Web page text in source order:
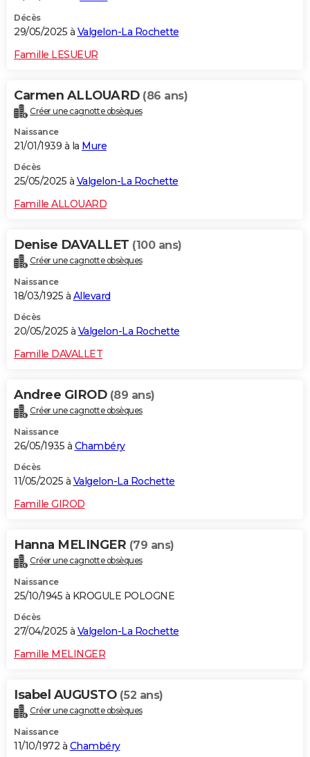
Décès
29/05/2025 à Valgelon-La Rochette
Famille LESUEUR
Carmen ALLOUARD (86 ans)
Créer une cagnotte obsèques
Naissance
21/01/1939 à la Mure
Décès
25/05/2025 à Valgelon-La Rochette
Famille ALLOUARD
Denise DAVALLET (100 ans)
Créer une cagnotte obsèques
Naissance
18/03/1925 à Allevard
Décès
20/05/2025 à Valgelon-La Rochette
Famille DAVALLET
Andree GIROD (89 ans)
Créer une cagnotte obsèques
Naissance
26/05/1935 à Chambéry
Décès
11/05/2025 à Valgelon-La Rochette
Famille GIROD
Hanna MELINGER (79 ans)
Créer une cagnotte obsèques
Naissance
25/10/1945 à KROGULE POLOGNE
Décès
27/04/2025 à Valgelon-La Rochette
Famille MELINGER
Isabel AUGUSTO (52 ans)
Créer une cagnotte obsèques
Naissance
11/10/1972 à Chambéry